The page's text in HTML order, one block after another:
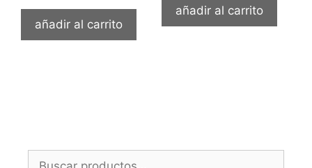
añadir al carrito
añadir al carrito